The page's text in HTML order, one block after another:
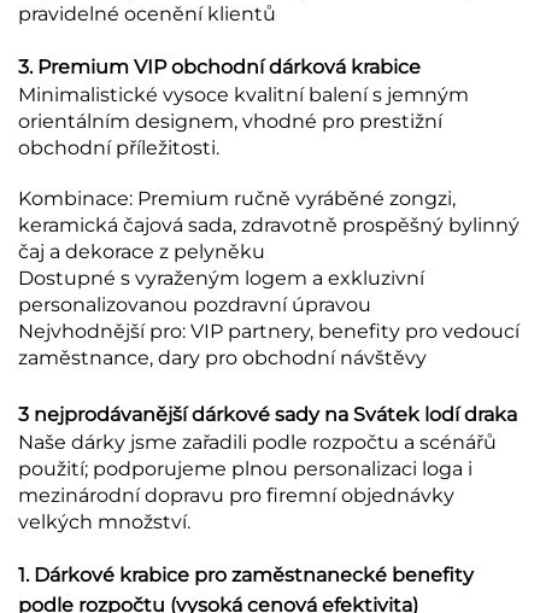
pravidelné ocenění klientů
3. Premium VIP obchodní dárková krabice
Minimalistické vysoce kvalitní balení s jemným
orientálním designem, vhodné pro prestižní
obchodní příležitosti.
Kombinace: Premium ručně vyráběné zongzi,
keramická čajová sada, zdravotně prospěšný bylinný
čaj a dekorace z pelyněku
Dostupné s vyraženým logem a exkluzivní
personalizovanou pozdravní úpravou
Nejvhodnější pro: VIP partnery, benefity pro vedoucí
zaměstnance, dary pro obchodní návštěvy
3 nejprodávanější dárkové sady na Svátek lodí draka
Naše dárky jsme zařadili podle rozpočtu a scénářů
použití; podporujeme plnou personalizaci loga i
mezinárodní dopravu pro firemní objednávky
velkých množství.
1. Dárkové krabice pro zaměstnanecké benefity
podle rozpočtu (vysoká cenová efektivita)